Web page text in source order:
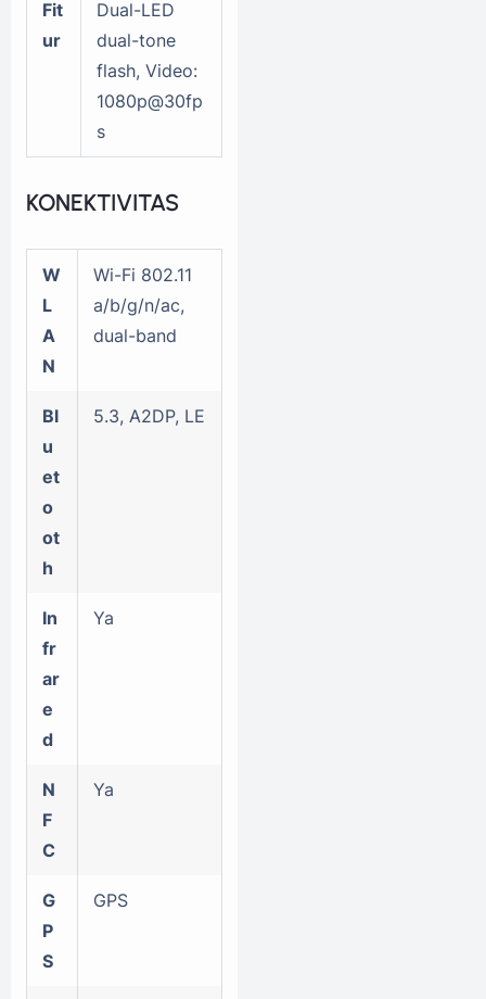
Fit
ur
Dual-LED
dual-tone
flash, Video:
1080p@30fp
s
KONEKTIVITAS
W
L
A
N
Wi-Fi 802.11
a/b/g/n/ac,
dual-band
Bl
u
et
o
ot
h
5.3, A2DP, LE
In
fr
ar
e
d
Ya
N
F
C
Ya
G
P
S
GPS